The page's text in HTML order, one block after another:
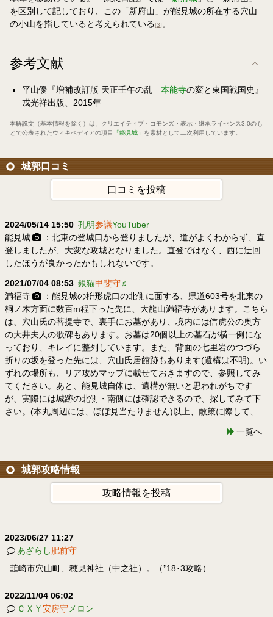
を区別して記しており、この「新府山」が能見城の所在する穴山
の小山を指していると考えられている[3] 。
参考文献
平山優『増補改訂版 天正壬午の乱 本能寺の変と東国戦国史』
戎光祥出版、2015年
本解説文（基本情報を除く）は、 クリエイティブ・コモンズ・表示・継承ライセンス3.0のも
とで公表されたウィキペディアの項目
「能見城」 を素材として二次利用しています。
城郭口コミ
口コミを投稿
2024/05/14 15:50 孔明参議YouTuber
能見城
：北東の登城口から登りましたが、道がよくわからず、直
登しましたが、大変な攻城となりました。直登ではなく、西に迂回
したほうが良かったかもしれないです。
2021/07/04 08:53 銀猫甲斐守♬
満福寺
：能見城の枡形虎口の北側に面する、県道603号を北東の
桐ノ木方面に数百m程下った先に、大龍山満福寺があります。こちら
は、穴山氏の菩提寺で、裏手にお墓があり、境内には信虎公の奥方
の大井夫人の歌碑もあります。お墓は20個以上の墓石が横一例にな
っており、キレイに整列しています。また、背面の七里岩のつづら
折りの坂を登った先には、穴山氏居館跡もあります(遺構は不明)。い
ずれの場所も、リア攻めマップに載せておきますので、参照してみ
てください。あと、能見城自体は、遺構が無いと思われがちです
が、実際には城跡の北側・南側には確認できるので、探してみて下
さい。(本丸周辺には、ほぼ見当たりません)以上、散策に際して、...
一覧へ
城郭攻略情報
攻略情報を投稿
2023/06/27 11:27
あざらし肥前守
韮崎市穴山町、穂見神社（中之社）。（❜18･3攻略）
2022/11/04 06:02
ＣＸＹ安房守 メロン